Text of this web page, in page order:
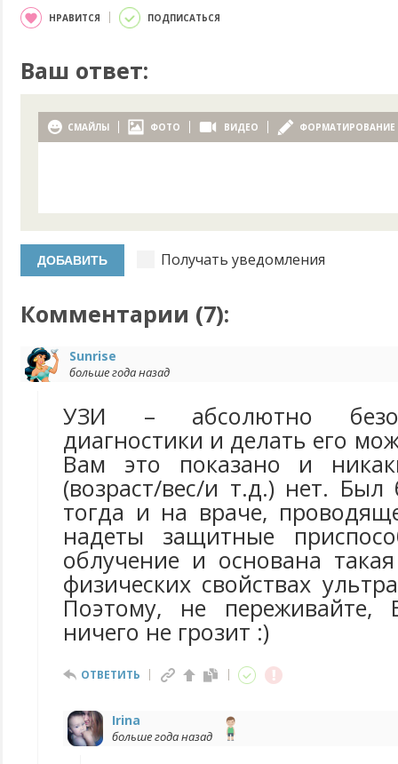
НРАВИТСЯ ПОДПИСАТЬСЯ
Ваш ответ:
СМАЙЛЫ ФОТО ВИДЕО ФОРМАТИРОВАНИЕ
Получать уведомления
Комментарии (7):
Sunrise
больше года назад
УЗИ – абсолютно
диагностики и делать его
Вам это показано и
(возраст/вес/и т.д.) нет.
тогда и на враче,
надеты защитные
облучение и основана
физических свойствах
Поэтому, не
ничего не грозит :)
ОТВЕТИТЬ
Irina
больше года назад